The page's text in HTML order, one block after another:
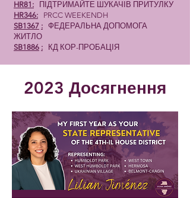
HR81:
ПІДТРИМАЙТЕ ШУКАЧІВ ПРИТУЛКУ
HR346:
PRCC WEEKENDH
SB1367 : ФЕДЕРАЛЬНА ДОПОМОГА
ЖИТЛО
SB1886 : КД КОР-ПРОБАЦІЯ
2023 Досягнення